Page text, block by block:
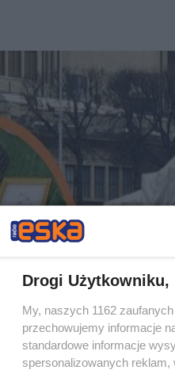
Drogi Użytkowniku,
My, naszych 1162
przechowujemy informacje
standardowe informacje
spersonalizowanych reklam,